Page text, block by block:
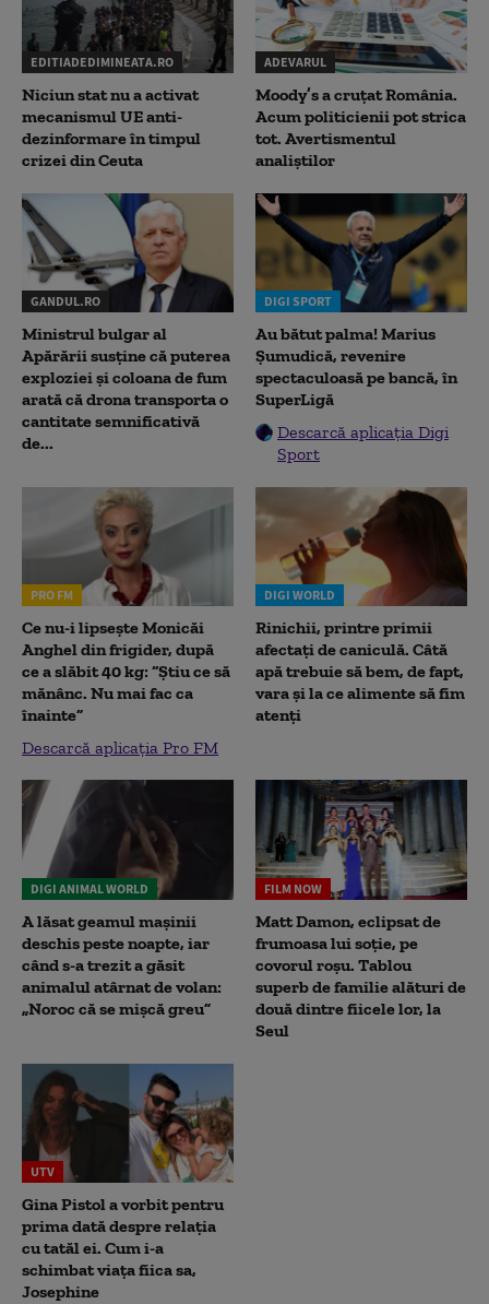
EDITIADEDIMINEATA.RO
Niciun stat nu a activat
mecanismul UE anti-
dezinformare în timpul
crizei din Ceuta
ADEVARUL
Moody’s a cruțat România.
Acum politicienii pot strica
tot. Avertismentul
analiștilor
GANDUL.RO
Ministrul bulgar al
Apărării susține că puterea
exploziei și coloana de fum
arată că drona transporta o
cantitate semnificativă
de...
DIGI SPORT
Au bătut palma! Marius
Șumudică, revenire
spectaculoasă pe bancă, în
SuperLigă
Descarcă aplicația Digi
Sport
PRO FM
Ce nu-i lipsește Monicăi
Anghel din frigider, după
ce a slăbit 40 kg: “Știu ce să
mănânc. Nu mai fac ca
înainte”
Descarcă aplicația Pro FM
DIGI WORLD
Rinichii, printre primii
afectați de caniculă. Câtă
apă trebuie să bem, de fapt,
vara și la ce alimente să fim
atenți
DIGI ANIMAL WORLD
A lăsat geamul mașinii
deschis peste noapte, iar
când s-a trezit a găsit
animalul atârnat de volan:
„Noroc că se mișcă greu”
FILM NOW
Matt Damon, eclipsat de
frumoasa lui soție, pe
covorul roșu. Tablou
superb de familie alături de
două dintre fiicele lor, la
Seul
UTV
Gina Pistol a vorbit pentru
prima dată despre relația
cu tatăl ei. Cum i-a
schimbat viața fiica sa,
Josephine